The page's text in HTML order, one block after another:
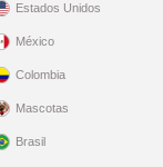
Estados Unidos
México
Colombia
Mascotas
Brasil